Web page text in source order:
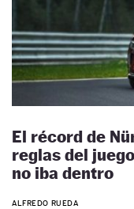
El récord de
reglas del
no iba dentro
ALFREDO RUEDA